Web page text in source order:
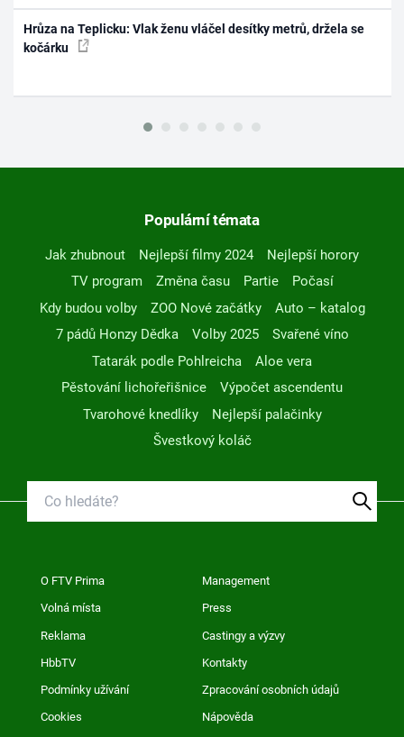
Hrůza na Teplicku: Vlak ženu vláčel desítky metrů, držela se
kočárku
Populární témata
Jak zhubnout Nejlepší filmy 2024
Nejlepší horory
TV program
Změna času Partie
Počasí
Kdy budou volby
ZOO Nové začátky
Auto – katalog
7 pádů Honzy Dědka
Volby 2025
Svařené víno
Tatarák podle Pohlreicha
Aloe vera
Pěstování lichořeřišnice
Výpočet ascendentu
Tvarohové knedlíky
Nejlepší palačinky
Švestkový koláč
O FTV Prima Management
Volná místa Press
Reklama Castingy a výzvy
HbbTV Kontakty
Podmínky užívání Zpracování osobních údajů
Cookies Nápověda